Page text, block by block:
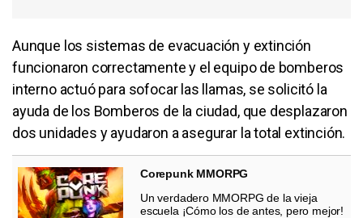
Aunque los sistemas de evacuación y extinción
funcionaron correctamente y el equipo de bomberos
interno actuó para sofocar las llamas, se solicitó la
ayuda de los Bomberos de la ciudad, que desplazaron
dos unidades y ayudaron a asegurar la total extinción.
Corepunk MMORPG
Un verdadero MMORPG de la vieja
escuela ¡Cómo los de antes, pero mejor!